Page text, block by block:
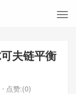
夫链平衡
⋅ 点赞:(0)